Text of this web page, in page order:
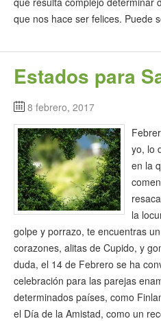
que nos hace ser felices. Puede
Estados para
8 febrero, 2017
yo, lo
en la
la
golpe y porrazo, te encuentras
corazones, alitas de Cupido, y
duda, el 14 de Febrero se ha
celebración para las parejas
determinados países, como
el Día de la Amistad, como un